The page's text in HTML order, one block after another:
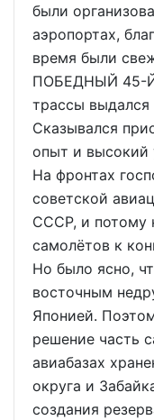
были
аэропортах,
время были
ПОБЕДНЫЙ 45-Й
трассы
Сказывался
опыт и высокий
На фронтах
советской
СССР, и потому
самолётов к
Но было ясно,
восточным
Японией.
решение часть
авиабазах
округа и
создания